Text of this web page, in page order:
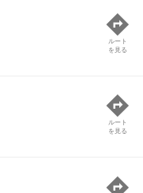
ルート
を見る
ルート
を見る